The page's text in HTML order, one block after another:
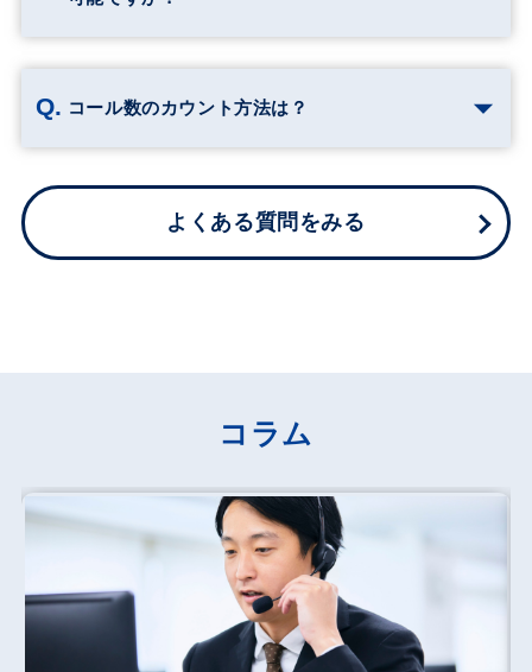
コール数のカウント方法は？
よくある質問をみる
コラム